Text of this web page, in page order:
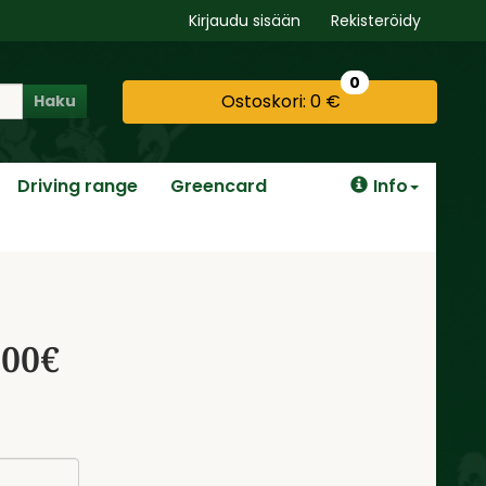
Kirjaudu sisään Rekisteröidy
Haku Ostoskori: 0 €
0
Driving range Greencard Info